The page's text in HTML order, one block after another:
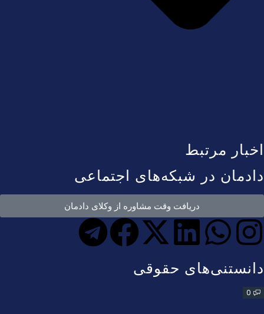
اخبار مرتبط
دادمان در شبکه‌های اجتماعی
دریافت وقت مشاوره از وکلای دادمان
دانستنی‌های حقوقی
0